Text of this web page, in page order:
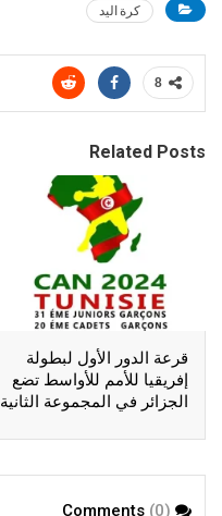
كرة اليد
8
Related Posts
قرعة الدور الأول لبطولة
إفريقيا للأمم للأواسط تضع
الجزائر في المجموعة الثانية
(0)